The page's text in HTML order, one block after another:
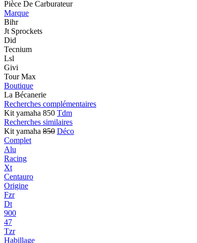
Pièce De Carburateur
Marque
Bihr
Jt Sprockets
Did
Tecnium
Lsl
Givi
Tour Max
Boutique
La Bécanerie
Recherches complémentaires
Kit yamaha 850 Tdm
Recherches similaires
Kit yamaha 850 Déco
Complet
Alu
Racing
Xt
Centauro
Origine
Fzr
Dt
900
47
Tzr
Habillage